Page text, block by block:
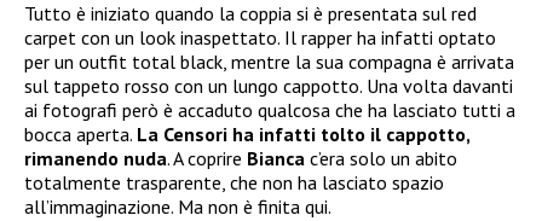
Tutto è iniziato quando la coppia si è presentata sul red
carpet con un look inaspettato. Il rapper ha infatti optato
per un outfit total black, mentre la sua compagna è arrivata
sul tappeto rosso con un lungo cappotto. Una volta davanti
ai fotografi però è accaduto qualcosa che ha lasciato tutti a
bocca aperta. La Censori ha infatti tolto il cappotto,
rimanendo nuda. A coprire Bianca c’era solo un abito
totalmente trasparente, che non ha lasciato spazio
all’immaginazione. Ma non è finita qui.